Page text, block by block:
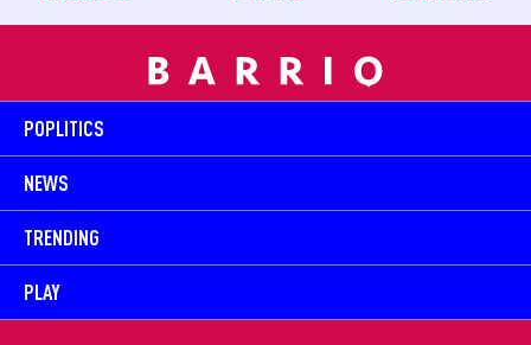
POPLITICS
NEWS
TRENDING
PLAY